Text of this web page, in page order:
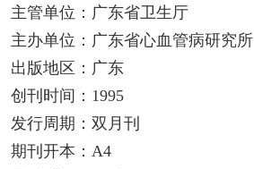
主管单位：广东省卫生厅
主办单位：广东省心血管病研究所
出版地区：广东
创刊时间：1995
发行周期：双月刊
期刊开本：A4